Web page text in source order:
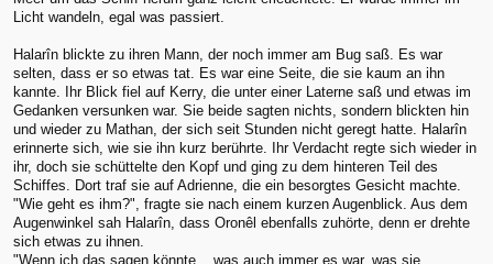
Licht wandeln, egal was passiert.
Halarîn blickte zu ihren Mann, der noch immer am Bug saß. Es war
selten, dass er so etwas tat. Es war eine Seite, die sie kaum an ihn
kannte. Ihr Blick fiel auf Kerry, die unter einer Laterne saß und etwas im
Gedanken versunken war. Sie beide sagten nichts, sondern blickten hin
und wieder zu Mathan, der sich seit Stunden nicht geregt hatte. Halarîn
erinnerte sich, wie sie ihn kurz berührte. Ihr Verdacht regte sich wieder in
ihr, doch sie schüttelte den Kopf und ging zu dem hinteren Teil des
Schiffes. Dort traf sie auf Adrienne, die ein besorgtes Gesicht machte.
"Wie geht es ihm?", fragte sie nach einem kurzen Augenblick. Aus dem
Augenwinkel sah Halarîn, dass Oronêl ebenfalls zuhörte, denn er drehte
sich etwas zu ihnen.
"Wenn ich das sagen könnte... was auch immer es war, was sie